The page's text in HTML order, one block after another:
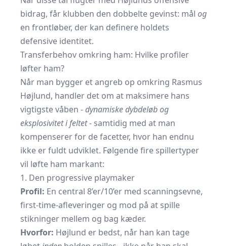
bidrag, får klubben den dobbelte gevinst: mål og
en frontløber, der kan definere holdets
defensive identitet.
Transferbehov omkring ham: Hvilke profiler
løfter ham?
Når man bygger et angreb op omkring Rasmus
Højlund, handler det om at maksimere hans
vigtigste våben -dynamiske dybdeløb og
eksplosivitet i feltet- samtidig med at man
kompenserer for de facetter, hvor han endnu
ikke er fuldt udviklet. Følgende fire spillertyper
vil løfte ham markant:
1. Den progressive playmaker
Profil: En central 8’er/10’er med scanningsevne,
first-time-afleveringer og mod på at spille
stikninger mellem og bag kæder.
Hvorfor: Højlund er bedst, når han kan tage